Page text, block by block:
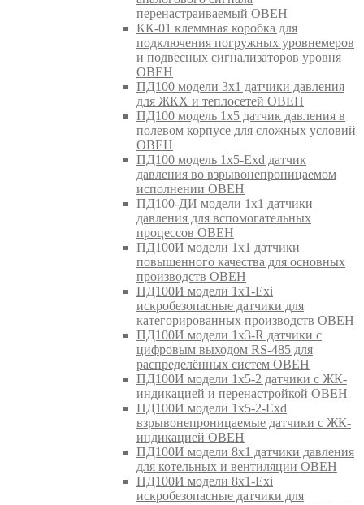
перенастраиваемый ОВЕН
КК-01 клеммная коробка для
подключения погружных уровнемеров
и подвесных сигнализаторов уровня
ОВЕН
ПД100 модели 3х1 датчики давления
для ЖКХ и теплосетей ОВЕН
ПД100 модель 1х5 датчик давления в
полевом корпусе для сложных условий
ОВЕН
ПД100 модель 1х5-Exd датчик
давления во взрывонепроницаемом
исполнении ОВЕН
ПД100-ДИ модели 1х1 датчики
давления для вспомогательных
процессов ОВЕН
ПД100И модели 1х1 датчики
повышенного качества для основных
производств ОВЕН
ПД100И модели 1х1-Exi
искробезопасные датчики для
категорированных производств ОВЕН
ПД100И модели 1х3-R датчики с
цифровым выходом RS-485 для
распределённых систем ОВЕН
ПД100И модели 1х5-2 датчики с ЖК-
индикацией и перенастройкой ОВЕН
ПД100И модели 1х5-2-Exd
взрывонепроницаемые датчики с ЖК-
индикацией ОВЕН
ПД100И модели 8х1 датчики давления
для котельных и вентиляции ОВЕН
ПД100И модели 8х1-Exi
искробезопасные датчики для